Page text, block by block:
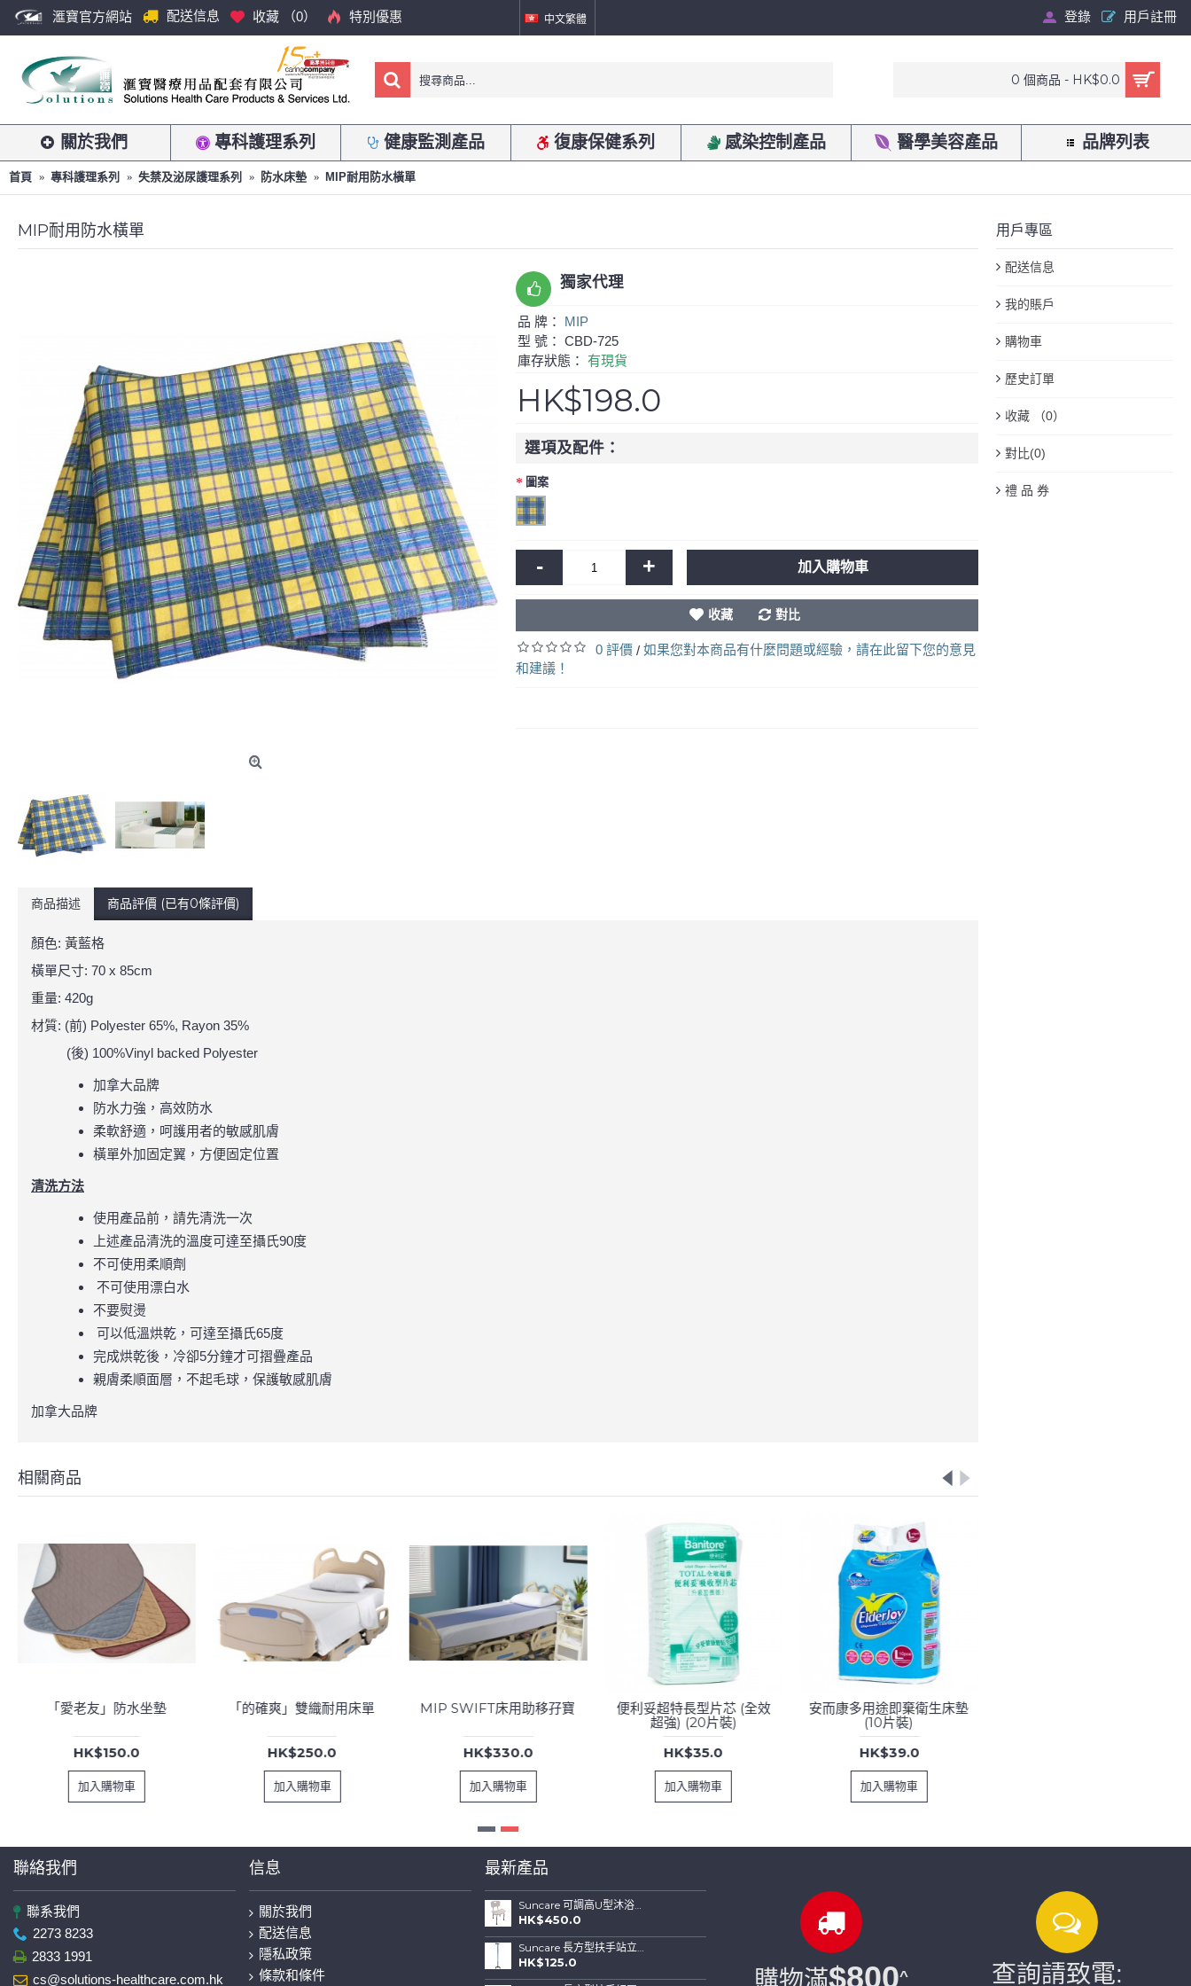
滙寶官方網站 配送信息 收藏 （0） 特別優惠 中文繁體 登錄 用戶註冊
0 個商品 - HK$0.0
關於我們 專科護理系列 健康監測產品 復康保健系列 感染控制產品 醫學美容產品 品牌列表
首頁 專科護理系列 失禁及泌尿護理系列 防水床墊 MIP耐用防水橫單
用戶專區
配送信息
我的賬戶
購物車
歷史訂單
收藏 （0）
對比(0)
禮 品 券
MIP耐用防水橫單
獨家代理
品 牌： MIP
型 號： CBD-725
庫存狀態： 有現貨
HK$198.0
選項及配件：
圖案
- + 加入購物車
收藏 對比
0 評價 / 如果您對本商品有什麼問題或經驗，請在此留下您的意見
和建議！
商品描述 商品評價 (已有0條評價)
顏色: 黃藍格
橫單尺寸: 70 x 85cm
重量: 420g
材質: (前) Polyester 65%, Rayon 35%
(後) 100%Vinyl backed Polyester
加拿大品牌
防水力強，高效防水
柔軟舒適，呵護用者的敏感肌膚
橫單外加固定翼，方便固定位置
清洗方法
使用產品前，請先清洗一次
上述產品清洗的溫度可達至攝氏90度
不可使用柔順劑
不可使用漂白水
不要熨燙
可以低溫烘乾，可達至攝氏65度
完成烘乾後，冷卻5分鐘才可摺疊產品
親膚柔順面層，不起毛球，保護敏感肌膚
加拿大品牌
相關商品
「愛老友」防水坐墊
HK$150.0
加入購物車
「的確爽」雙織耐用床單
HK$250.0
加入購物車
MIP SWIFT床用助移孖寶
HK$330.0
加入購物車
便利妥超特長型片芯 (全效
超強) (20片裝)
HK$35.0
加入購物車
安而康多用途即棄衛生床墊
(10片裝)
HK$39.0
加入購物車
聯絡我們
聯系我們
2273 8233
2833 1991
cs@solutions-healthcare.com.hk
信息
關於我們
配送信息
隱私政策
條款和條件
最新產品
Suncare 可調高U型沐浴椅連可拆背板(特闊坐位)
HK$450.0
HK$125.0
購物滿$800^ 查詢請致電: